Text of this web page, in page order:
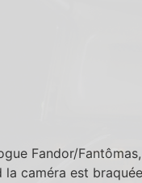
Fandor/
la caméra est